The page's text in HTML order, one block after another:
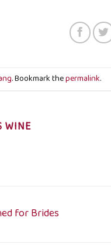
. Bookmark thepermalink.
WINE
for Brides